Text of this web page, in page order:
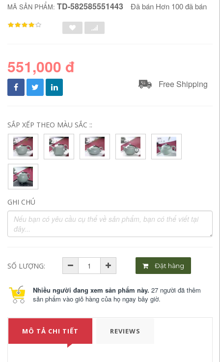
MÃ SẢN PHẨM: TD-582585551443 Đã bán Hơn 100 đã bán
551,000 đ
Free Shipping
SẮP XẾP THEO MÀU SẮC ::
GHI CHÚ
SỐ LƯỢNG: Đặt hàng
Nhiều người đang xem sản phẩm này. 27 người đã thêm
sản phẩm vào giỏ hàng của họ ngay bây giờ.
MÔ TẢ CHI TIẾT REVIEWS